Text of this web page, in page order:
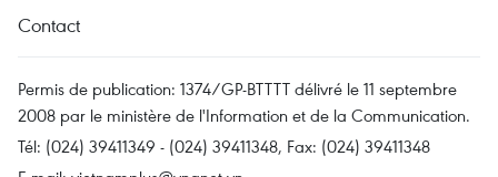
Contact
Permis de publication: 1374/GP-BTTTT délivré le 11 septembre
2008 par le ministère de l'Information et de la Communication.
Tél: (024) 39411349 - (024) 39411348, Fax: (024) 39411348